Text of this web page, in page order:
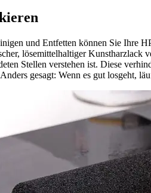
und Entfetten können Sie Ihre
lösemittelhaltiger Kunstharzlack
Stellen verstehen ist. Diese
gesagt: Wenn es gut losgeht,